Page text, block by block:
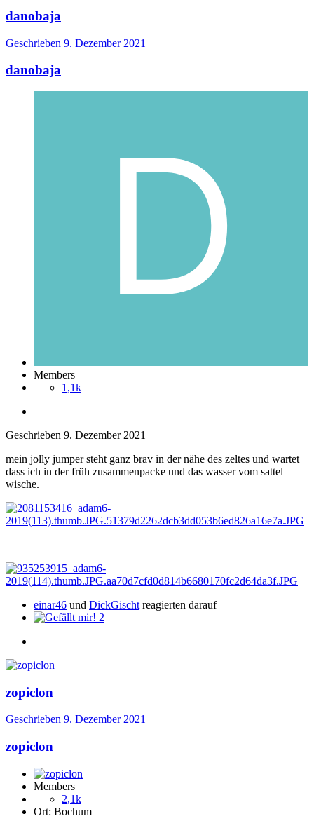
danobaja
Geschrieben 9. Dezember 2021
danobaja
Members
1,1k
Geschrieben 9. Dezember 2021
mein jolly jumper steht ganz brav in der nähe des zeltes und wartet
dass ich in der früh zusammenpacke und das wasser vom sattel
wische.
einar46 und DickGischt reagierten darauf
2
zopiclon
Geschrieben 9. Dezember 2021
zopiclon
Members
2,1k
Ort: Bochum